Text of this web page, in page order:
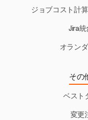
ジョブコスト計
Jira
オラン
その
ベスト
変更